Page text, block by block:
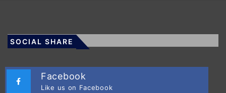
SOCIAL SHARE
Facebook
Like us on Facebook